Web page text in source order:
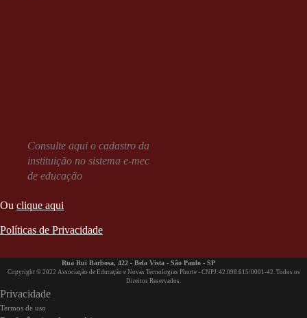
Consulte aqui o cadastro da
instituição no sistema e-mec
de educação
Ou clique aqui
Políticas de Privacidade
Rua Rui Barbosa, 422 - Bela Vista - São Paulo - SP
Copyright © 2022 Associação de Educação e Novas Tecnologias Phorte - CNPJ:42.098.615/0001-42. Todos os
Direitos Reservados.
Privacidade
Termos de uso